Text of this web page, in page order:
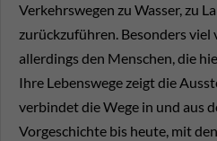
Verkehrswegen zu Wasser, zu
zurückzuführen. Besonders
allerdings den Menschen, die
Ihre Lebenswege zeigt die
verbindet die Wege in und aus
Vorgeschichte bis heute, mit